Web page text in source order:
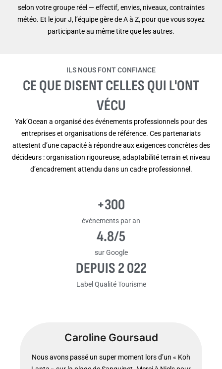
selon votre groupe réel — effectif, envies, niveaux, contraintes
météo. Et le jour J, l’équipe gère de A à Z, pour que vous soyez
participante au même titre que les autres.
ILS NOUS FONT CONFIANCE
CE QUE DISENT CELLES QUI L'ONT
VÉCU
Yak’Ocean a organisé des événements professionnels pour des
entreprises et organisations de référence. Ces partenariats
attestent d’une capacité à répondre aux exigences concrètes des
décideurs : organisation rigoureuse, adaptabilité terrain et niveau
d’encadrement attendu dans un cadre professionnel.
événements par an
+300
sur Google
4.8/5
Label Qualité Tourisme
DEPUIS 2 022
Parfaite journée accompagnée de mes 10
Audrey Conge
Incroyable ! Non seulement l’activité était géniale,
Juliette Ajalbert
Nous avons passé un super moment lors d’un « Koh
Caroline Goursaud
Chasse au trésor à Arcachon au top — l’organisation,
E.M.S.
Une superbe matinée Koh Lanta pour un EVJF ! Un
Virginie